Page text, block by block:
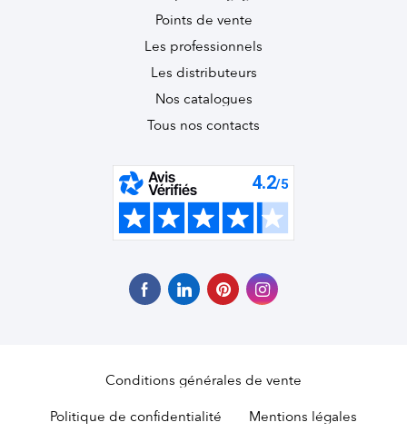
Points de vente
Les professionnels
Les distributeurs
Nos catalogues
Tous nos contacts
Conditions générales de vente
Politique de confidentialité Mentions légales